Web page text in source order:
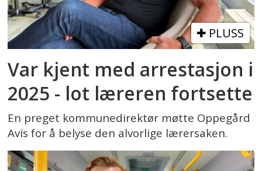
PLUSS
Var kjent med arrestasjon i
2025 - lot læreren fortsette
En preget kommunedirektør møtte Oppegård
Avis for å belyse den alvorlige lærersaken.